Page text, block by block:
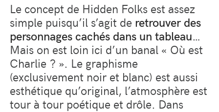
Le concept de Hidden Folks est assez
simple puisqu’il s’agit de retrouver des
personnages cachés dans un tableau…
Mais on est loin ici d’un banal « Où est
Charlie ? ». Le graphisme
(exclusivement noir et blanc) est aussi
esthétique qu’original, l’atmosphère est
tour à tour poétique et drôle. Dans